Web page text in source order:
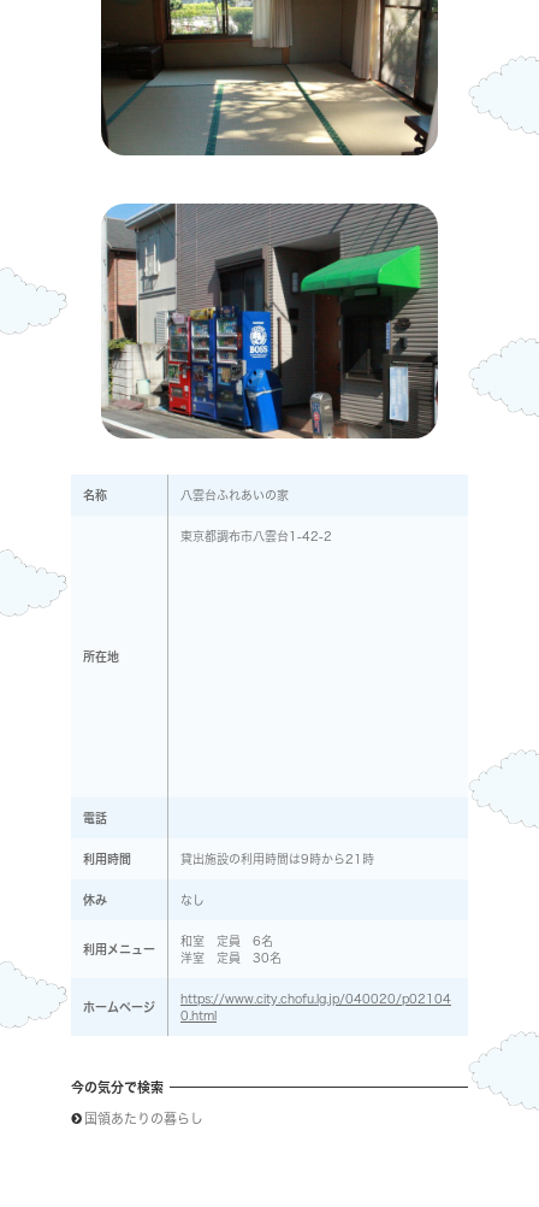
名称 八雲台ふれあいの家
所在地
東京都調布市八雲台1-42-2
電話
利用時間 貸出施設の利用時間は9時から21時
休み なし
利用メニュー
和室 定員 6名
洋室 定員 30名
ホームページ
https://www.city.chofu.lg.jp/040020/p02104
0.html
今の気分で検索
国領あたりの暮らし